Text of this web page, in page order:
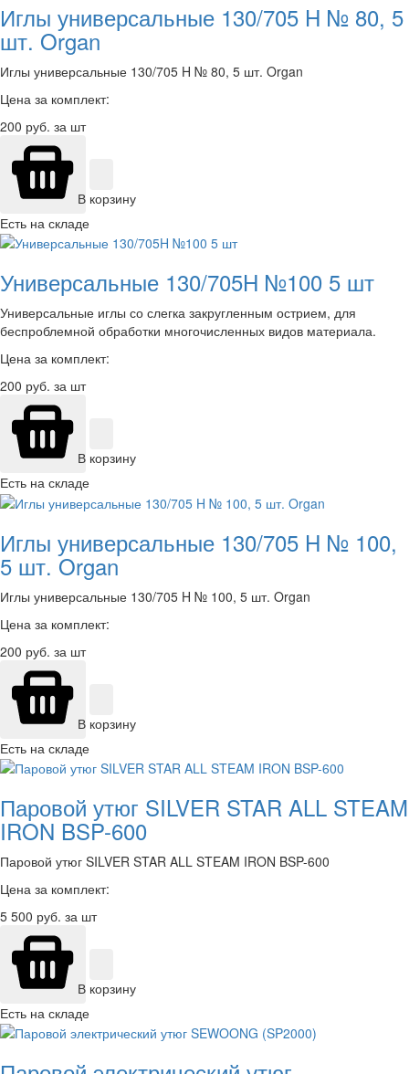
Иглы универсальные 130/705 H № 80, 5
шт. Organ
Иглы универсальные 130/705 H № 80, 5 шт. Organ
Цена за комплект:
200 руб. за шт
В корзину
Есть на складе
Универсальные 130/705H №100 5 шт
Универсальные иглы со слегка закругленным острием, для
беспроблемной обработки многочисленных видов материала.
Цена за комплект:
200 руб. за шт
В корзину
Есть на складе
Иглы универсальные 130/705 H № 100,
5 шт. Organ
Иглы универсальные 130/705 H № 100, 5 шт. Organ
Цена за комплект:
200 руб. за шт
В корзину
Есть на складе
Паровой утюг SILVER STAR ALL STEAM
IRON BSP-600
Паровой утюг SILVER STAR ALL STEAM IRON BSP-600
Цена за комплект:
5 500 руб. за шт
В корзину
Есть на складе